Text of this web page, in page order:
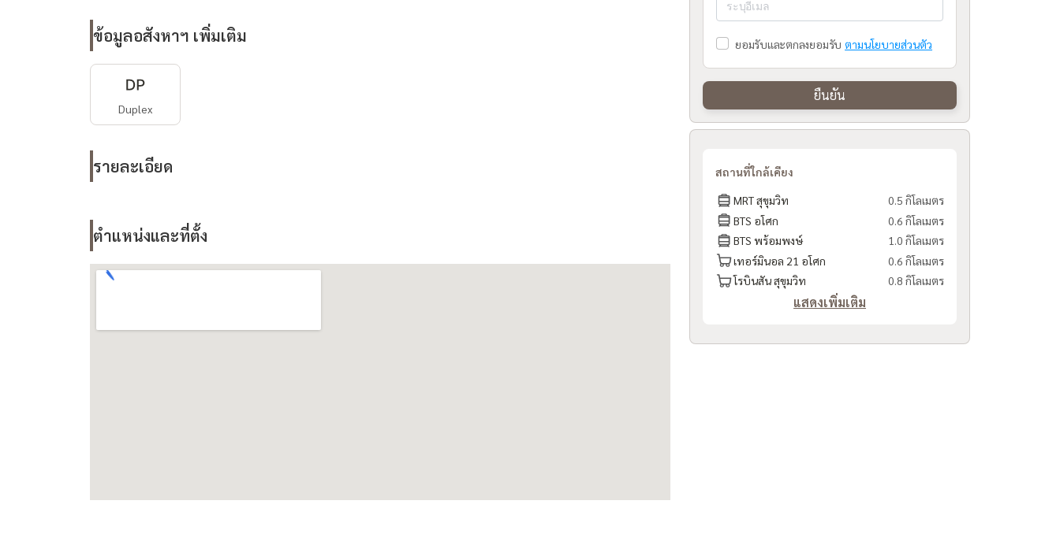
ข้อมูลอสังหาฯ เพิ่มเติม
Duplex
รายละเอียด
ตำแหน่งและที่ตั้ง
ยอมรับและตกลงยอมรับ ตามนโยบายส่วนตัว
ยืนยัน
สถานที่ใกล้เคียง
MRT สุขุมวิท
0.5 กิโลเมตร
BTS อโศก
0.6 กิโลเมตร
BTS พร้อมพงษ์
1.0 กิโลเมตร
เทอร์มินอล 21 อโศก
0.6 กิโลเมตร
โรบินสัน สุขุมวิท
0.8 กิโลเมตร
แสดงเพิ่มเติม